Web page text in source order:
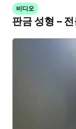
비디오
판금 성형 –